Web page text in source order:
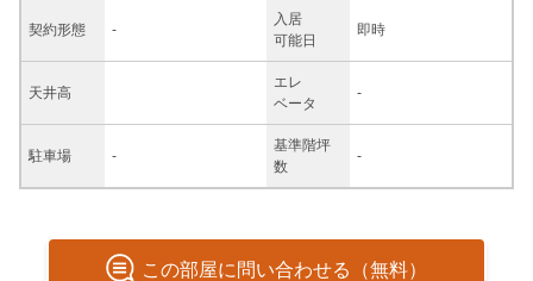
契約形態 -
入居
可能日
即時
天井高
エレ
ベータ
-
駐車場 -
基準階坪
数
-
この部屋に問い合わせる（無料）